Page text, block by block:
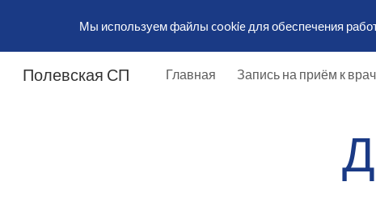
Skip
Мы используем файлы cookie для обеспечения
Полевская СП Главная Запись на приём к